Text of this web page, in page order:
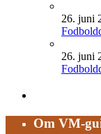
26. juni
26. juni
Om VM-